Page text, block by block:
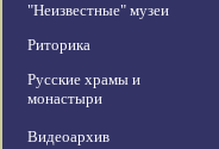
"Неизвестные" музеи
Риторика
Русские храмы и
монастыри
Видеоархив